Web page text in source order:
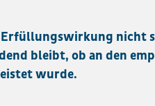
nicht
bleibt, ob an den
wurde.